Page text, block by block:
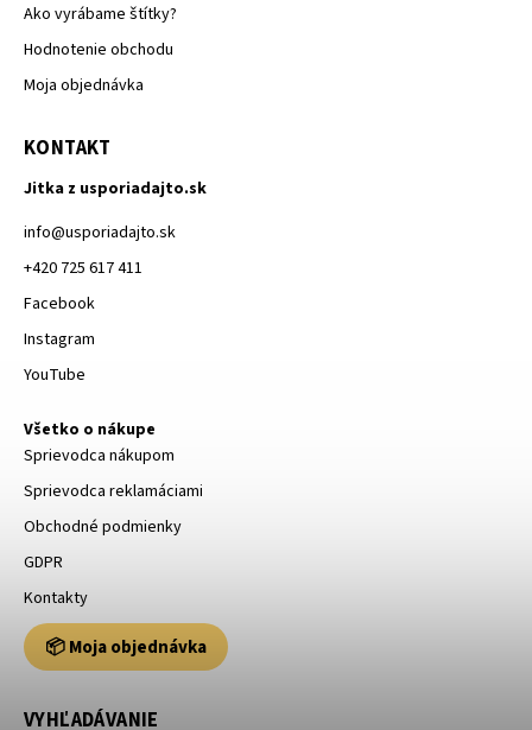
Ako vyrábame štítky?
Hodnotenie obchodu
Moja objednávka
KONTAKT
Jitka z usporiadajto.sk
info@usporiadajto.sk
+420 725 617 411
Facebook
Instagram
YouTube
Všetko o nákupe
Sprievodca nákupom
Sprievodca reklamáciami
Obchodné podmienky
GDPR
Kontakty
📦 Moja objednávka
VYHĽADÁVANIE